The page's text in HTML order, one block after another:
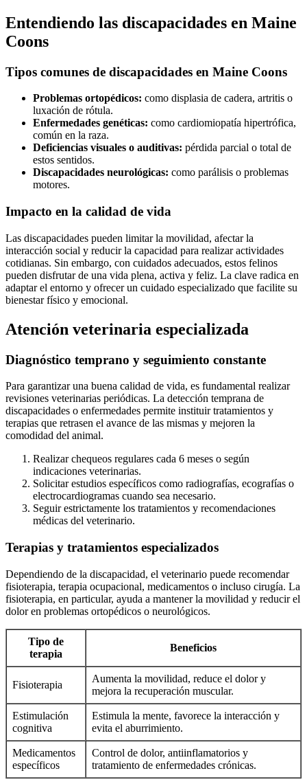
Entendiendo las discapacidades en Maine
Coons
Tipos comunes de discapacidades en Maine Coons
Problemas ortopédicos: como displasia de cadera, artritis o
luxación de rótula.
Enfermedades genéticas: como cardiomiopatía hipertrófica,
común en la raza.
Deficiencias visuales o auditivas: pérdida parcial o total de
estos sentidos.
Discapacidades neurológicas: como parálisis o problemas
motores.
Impacto en la calidad de vida
Las discapacidades pueden limitar la movilidad, afectar la
interacción social y reducir la capacidad para realizar actividades
cotidianas. Sin embargo, con cuidados adecuados, estos felinos
pueden disfrutar de una vida plena, activa y feliz. La clave radica en
adaptar el entorno y ofrecer un cuidado especializado que facilite su
bienestar físico y emocional.
Atención veterinaria especializada
Diagnóstico temprano y seguimiento constante
Para garantizar una buena calidad de vida, es fundamental realizar
revisiones veterinarias periódicas. La detección temprana de
discapacidades o enfermedades permite instituir tratamientos y
terapias que retrasen el avance de las mismas y mejoren la
comodidad del animal.
Realizar chequeos regulares cada 6 meses o según
indicaciones veterinarias.
Solicitar estudios específicos como radiografías, ecografías o
electrocardiogramas cuando sea necesario.
Seguir estrictamente los tratamientos y recomendaciones
médicas del veterinario.
Terapias y tratamientos especializados
Dependiendo de la discapacidad, el veterinario puede recomendar
fisioterapia, terapia ocupacional, medicamentos o incluso cirugía. La
fisioterapia, en particular, ayuda a mantener la movilidad y reducir el
dolor en problemas ortopédicos o neurológicos.
Tipo de
terapia
Beneficios
Fisioterapia
Aumenta la movilidad, reduce el dolor y
mejora la recuperación muscular.
Estimulación
cognitiva
Estimula la mente, favorece la interacción y
evita el aburrimiento.
Medicamentos
específicos
Control de dolor, antiinflamatorios y
tratamiento de enfermedades crónicas.